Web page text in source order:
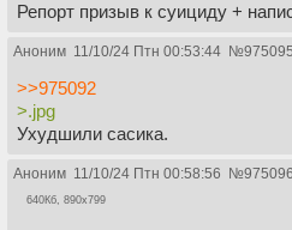
Репорт призыв к суициду +
Аноним 11/10/24 Птн 00:53:44 №975095
>>975092
>.jpg
Ухудшили сасика.
Аноним 11/10/24 Птн 00:58:56 №975096
640Кб, 890x799